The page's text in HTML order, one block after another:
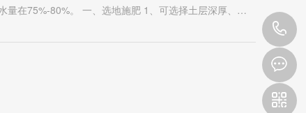
量在75%-80%。 一、选地施肥 1、可选择土层深厚、…